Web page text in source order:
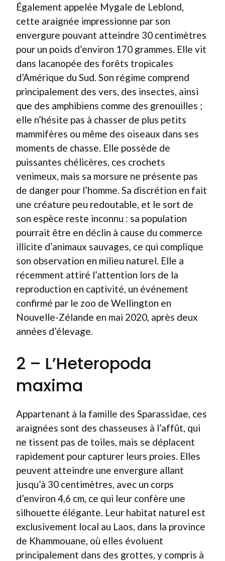
Également appelée Mygale de Leblond,
cette araignée impressionne par son
envergure pouvant atteindre 30 centimètres
pour un poids d’environ 170 grammes. Elle vit
dans lacanopée des forêts tropicales
d’Amérique du Sud. Son régime comprend
principalement des vers, des insectes, ainsi
que des amphibiens comme des grenouilles ;
elle n’hésite pas à chasser de plus petits
mammifères ou même des oiseaux dans ses
moments de chasse. Elle possède de
puissantes chélicères, ces crochets
venimeux, mais sa morsure ne présente pas
de danger pour l’homme. Sa discrétion en fait
une créature peu redoutable, et le sort de
son espèce reste inconnu : sa population
pourrait être en déclin à cause du commerce
illicite d’animaux sauvages, ce qui complique
son observation en milieu naturel. Elle a
récemment attiré l’attention lors de la
reproduction en captivité, un événement
confirmé par le zoo de Wellington en
Nouvelle-Zélande en mai 2020, après deux
années d’élevage.
2 – L’Heteropoda
maxima
Appartenant à la famille des Sparassidae, ces
araignées sont des chasseuses à l’affût, qui
ne tissent pas de toiles, mais se déplacent
rapidement pour capturer leurs proies. Elles
peuvent atteindre une envergure allant
jusqu’à 30 centimètres, avec un corps
d’environ 4,6 cm, ce qui leur confère une
silhouette élégante. Leur habitat naturel est
exclusivement local au Laos, dans la province
de Khammouane, où elles évoluent
principalement dans des grottes, y compris à